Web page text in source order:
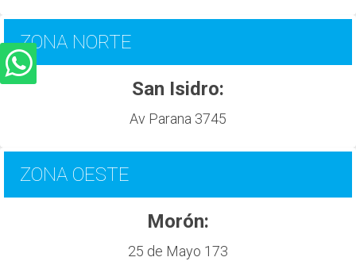
ZONA NORTE
San Isidro:
Av Parana 3745
ZONA OESTE
Morón:
25 de Mayo 173